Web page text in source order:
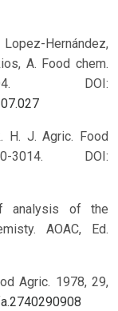
Lopez-Hernández,
A. Food chem.
DOI:
H. J. Agric. Food
DOI:
analysis of the
AOAC, Ed.
Agric. 1978, 29,